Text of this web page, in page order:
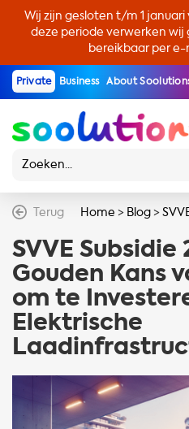
Wij zijn gesloten t/m 1
deze periode verwerken wij
bereikbaar per
Private Business About
Terug Home > Blog>
SVVE Subsidie
Gouden Kans
om te
Elektrische